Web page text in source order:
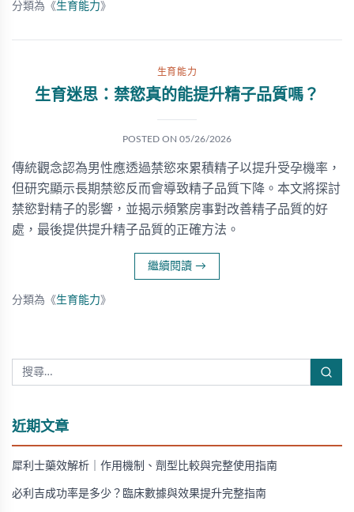
分類為《生育能力》
生育能力
生育迷思：禁慾真的能提升精子品質嗎？
POSTED ON 05/26/2026
傳統觀念認為男性應透過禁慾來累積精子以提升受孕機率，
但研究顯示長期禁慾反而會導致精子品質下降。本文將探討
禁慾對精子的影響，並揭示頻繁房事對改善精子品質的好
處，最後提供提升精子品質的正確方法。
繼續閱讀 →
分類為《生育能力》
近期文章
犀利士藥效解析｜作用機制、劑型比較與完整使用指南
必利吉成功率是多少？臨床數據與效果提升完整指南